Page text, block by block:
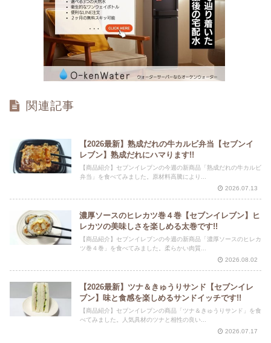
関連記事
【2026最新】熟成だれの牛カルビ弁当【セブンイ
レブン】熟成だれにハマります!!
【商品紹介】セブンイレブンの今週の新商品「熟成だれの牛カルビ
弁当」を食べてみました。原材料高騰により...
2026.07.13
濃厚ソースのヒレカツ巻４巻【セブンイレブン】ヒ
レカツの美味しさを楽しめる太巻です!!
【商品紹介】セブンイレブンの今週の新商品「濃厚ソースのヒレカ
ツ巻４巻」を食べてみました。柔らかい肉質...
2026.08.02
【2026最新】ツナ＆きゅうりサンド【セブンイレ
ブン】味と食感を楽しめるサンドイッチです!!
【商品紹介】セブンイレブンの商品「ツナ＆きゅうりサンド」を食
べてみました。人気具材のツナと相性の良い...
2026.07.17